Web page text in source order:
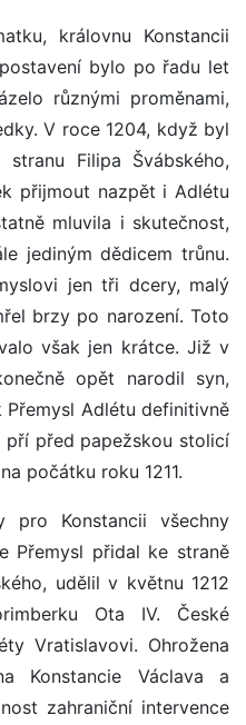
královnu Konstancii
bylo po řadu let
různými proměnami,
V roce 1204, když byl
Filipa Švábského,
přijmout nazpět i Adlétu
mluvila i skutečnost,
jediným dědicem trůnu.
jen tři dcery, malý
brzy po narození. Toto
však jen krátce. Již v
opět narodil syn,
Adlétu definitivně
pří před papežskou stolicí
počátku roku 1211.
Konstancii všechny
Přemysl přidal ke straně
udělil v květnu 1212
Ota IV. České
Vratislavovi. Ohrožena
Konstancie Václava a
zahraniční intervence